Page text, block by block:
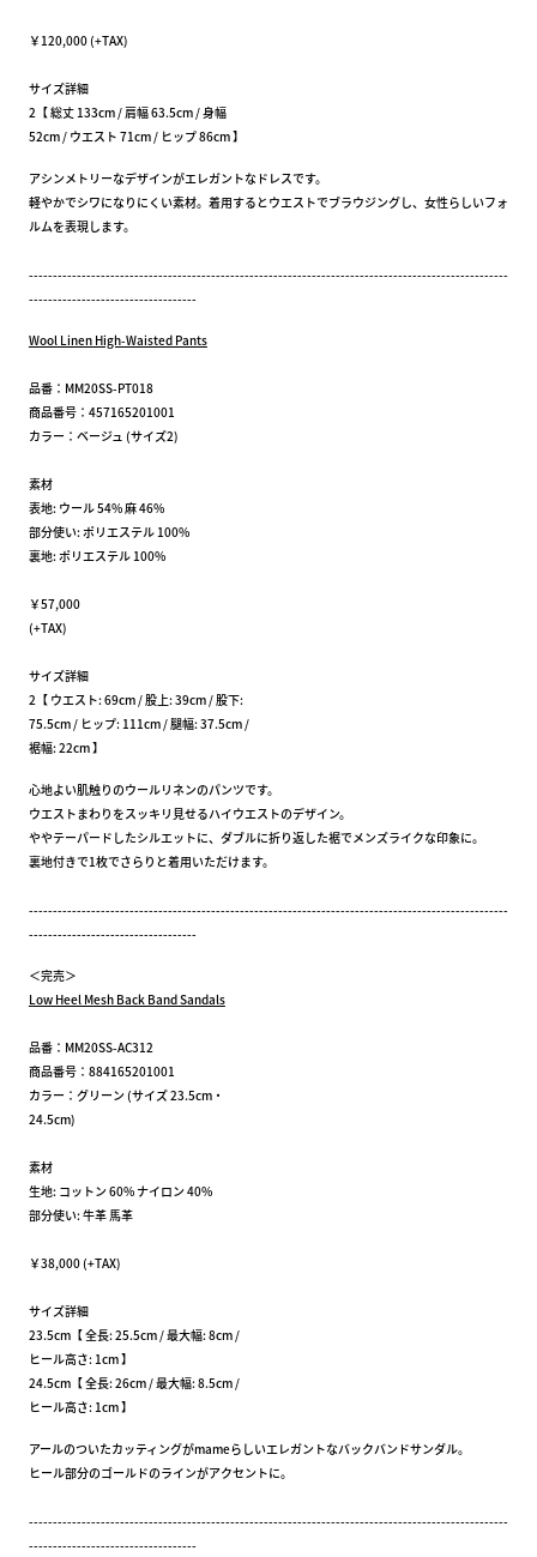
￥120,000 (+TAX)
サイズ詳細
2【 総丈 133cm / 肩幅 63.5cm / 身幅
52cm / ウエスト 71cm / ヒップ 86cm 】
アシンメトリーなデザインがエレガントなドレスです。
軽やかでシワになりにくい素材。着用するとウエストでブラウジングし、女性らしいフォ
ルムを表現します。
----------------------------------------------------------------------------------------------------
-----------------------------------
Wool Linen High-Waisted Pants
品番：MM20SS-PT018
商品番号：457165201001
カラー：ベージュ (サイズ2)
素材
表地: ウール 54% 麻 46%
部分使い: ポリエステル 100%
裏地: ポリエステル 100%
￥57,000
(+TAX)
サイズ詳細
2【 ウエスト: 69cm / 股上: 39cm / 股下:
75.5cm / ヒップ: 111cm / 腿幅: 37.5cm /
裾幅: 22cm 】
心地よい肌触りのウールリネンのパンツです。
ウエストまわりをスッキリ見せるハイウエストのデザイン。
ややテーパードしたシルエットに、ダブルに折り返した裾でメンズライクな印象に。
裏地付きで1枚でさらりと着用いただけます。
----------------------------------------------------------------------------------------------------
-----------------------------------
＜完売＞
Low Heel Mesh Back Band Sandals
品番：MM20SS-AC312
商品番号：884165201001
カラー：グリーン (サイズ 23.5cm・
24.5cm)
素材
生地: コットン 60% ナイロン 40%
部分使い: 牛革 馬革
￥38,000 (+TAX)
サイズ詳細
23.5cm【 全長: 25.5cm / 最大幅: 8cm /
ヒール高さ: 1cm 】
24.5cm【 全長: 26cm / 最大幅: 8.5cm /
ヒール高さ: 1cm 】
アールのついたカッティングがmameらしいエレガントなバックバンドサンダル。
ヒール部分のゴールドのラインがアクセントに。
----------------------------------------------------------------------------------------------------
-----------------------------------